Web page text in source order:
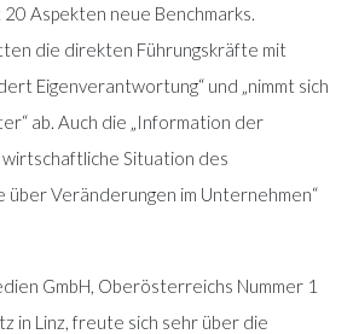
Aspekten neue Benchmarks.
die direkten Führungskräfte mit
Eigenverantwortung“ und „nimmt sich
ab. Auch die „Information der
Situation des
über Veränderungen im Unternehmen“
GmbH, Oberösterreichs Nummer 1
in Linz, freute sich sehr über die